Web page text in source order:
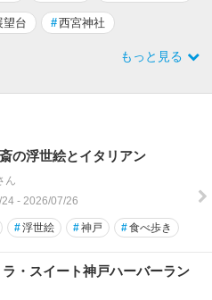
望台 #西宮神社
もっと見る
の浮世絵とイタリアン
ん
- 2026/07/26
#浮世絵 #神戸 #食べ歩き
・スイート神戸ハーバーラン